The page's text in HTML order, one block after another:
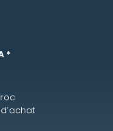
*
d’achat